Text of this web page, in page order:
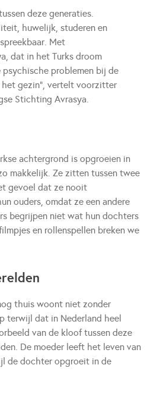
deze generaties.
huwelijk, studeren en
Met
dat in het Turks droom
problemen bij de
het gezin”, vertelt voorzitter
Stichting Avrasya.
achtergrond is opgroeien in
makkelijk. Ze zitten tussen twee
gevoel dat ze nooit
ouders, omdat ze een andere
begrijpen niet wat hun dochters
en rollenspellen breken we
thuis woont niet zonder
terwijl dat in Nederland heel
van de kloof tussen deze
De moeder leeft het leven van
de dochter opgroeit in de